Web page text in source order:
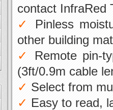
contact InfraRed
Pinless
other building
Remote pin-
(3ft/0.9m cable
Select from
Easy to read,